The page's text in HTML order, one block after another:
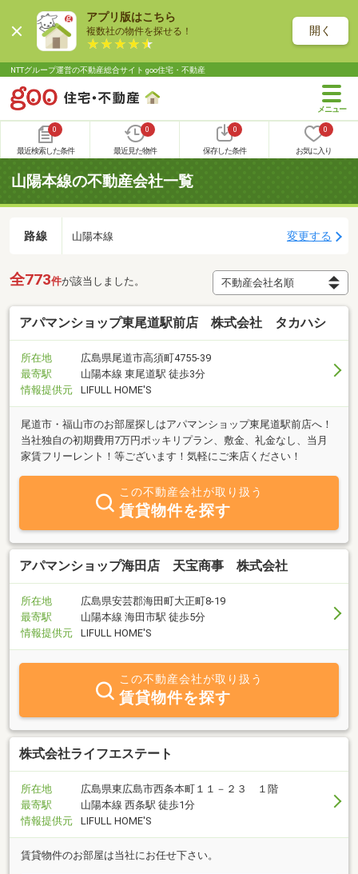
アプリ版はこちら
複数社の物件を探せる！ 開く
NTTグループ運営の不動産総合サイト goo住宅・不動産
0
最近検索した条件
0
最近見た物件
0
保存した条件
0
お気に入り
山陽本線の不動産会社一覧
路線 山陽本線 変更する
全773件が該当しました。
アパマンショップ東尾道駅前店 株式会社 タカハシ
所在地
広島県尾道市高須町4755-39
最寄駅
山陽本線 東尾道駅 徒歩3分
情報提供元
LIFULL HOME'S
尾道市・福山市のお部屋探しはアパマンショップ東尾道駅前店へ！
当社独自の初期費用7万円ポッキリプラン、敷金、礼金なし、当月
家賃フリーレント！等ございます！気軽にご来店ください！
この不動産会社が取り扱う
賃貸物件を探す
アパマンショップ海田店 天宝商事 株式会社
所在地
広島県安芸郡海田町大正町8-19
最寄駅
山陽本線 海田市駅 徒歩5分
情報提供元
LIFULL HOME'S
この不動産会社が取り扱う
賃貸物件を探す
株式会社ライフエステート
所在地
広島県東広島市西条本町１１－２３ １階
最寄駅
山陽本線 西条駅 徒歩1分
情報提供元
LIFULL HOME'S
賃貸物件のお部屋は当社にお任せ下さい。